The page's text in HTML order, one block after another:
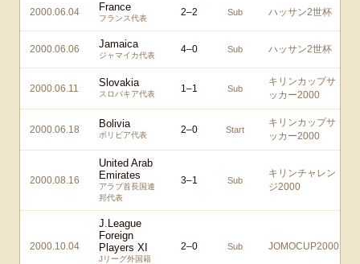
2000.06.04 France
フランス代表
2–2 Sub ハッサン2世杯
2000.06.06 Jamaica
ジャマイカ代表
4–0 Sub ハッサン2世杯
2000.06.11 Slovakia
スロバキア代表 1–1 Sub
キリンカップサ
ッカー2000
2000.06.18 Bolivia
ボリビア代表 2–0 Start
キリンカップサ
ッカー2000
2000.08.16
United Arab
Emirates
アラブ首長国連
邦代表
3–1 Sub
キリンチャレン
ジ2000
2000.10.04
J.League
Foreign
Players XI
Jリーグ外国籍
2–0 Sub JOMOCUP2000